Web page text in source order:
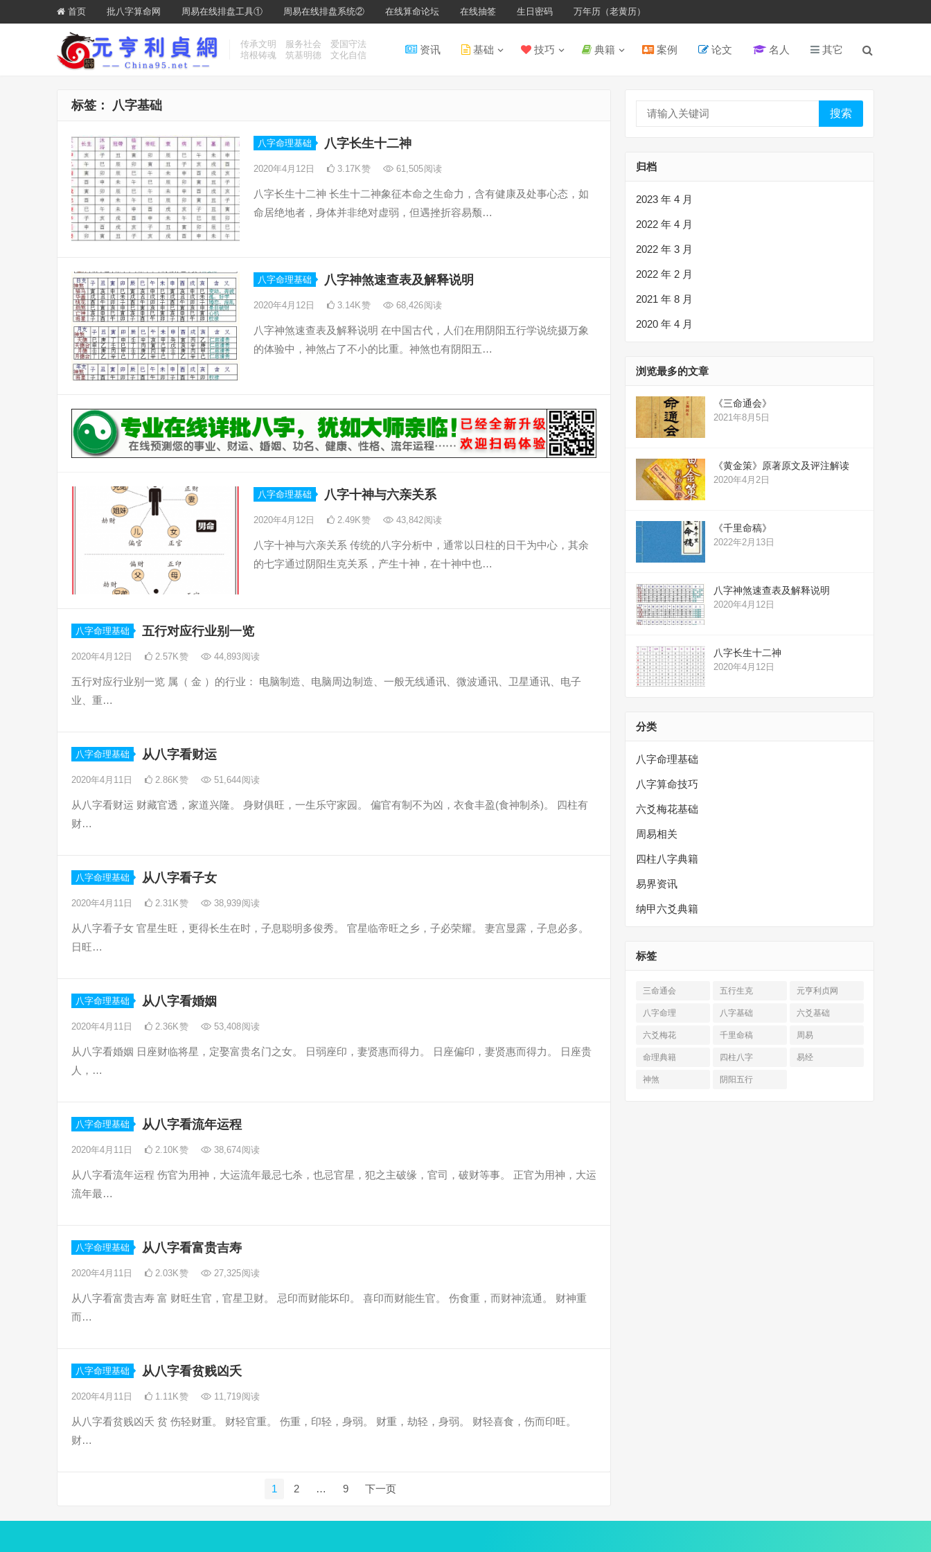
首页 批八字算命网 周易在线排盘工具① 周易在线排盘系统② 在线算命论坛 在线抽签 生日密码 万年历（老黄历）
传承文明 服务社会 爱国守法
培根铸魂 筑基明德 文化自信
资讯 基础 技巧 典籍 案例 论文 名人 其它
标签： 八字基础
八字命理基础 八字长生十二神
2020年4月12日 3.17K赞 61,505阅读
八字长生十二神 长生十二神象征本命之生命力，含有健康及处事心态，如
命居绝地者，身体并非绝对虚弱，但遇挫折容易颓…
八字命理基础 八字神煞速查表及解释说明
2020年4月12日 3.14K赞 68,426阅读
八字神煞速查表及解释说明 在中国古代，人们在用阴阳五行学说统摄万象
的体验中，神煞占了不小的比重。神煞也有阴阳五…
八字命理基础 八字十神与六亲关系
2020年4月12日 2.49K赞 43,842阅读
八字十神与六亲关系 传统的八字分析中，通常以日柱的日干为中心，其余
的七字通过阴阳生克关系，产生十神，在十神中也…
八字命理基础 五行对应行业别一览
2020年4月12日 2.57K赞 44,893阅读
五行对应行业别一览 属（ 金 ）的行业： 电脑制造、电脑周边制造、一般无线通讯、微波通讯、卫星通讯、电子
业、重…
八字命理基础 从八字看财运
2020年4月11日 2.86K赞 51,644阅读
从八字看财运 财藏官透，家道兴隆。 身财俱旺，一生乐守家园。 偏官有制不为凶，衣食丰盈(食神制杀)。 四柱有
财…
八字命理基础 从八字看子女
2020年4月11日 2.31K赞 38,939阅读
从八字看子女 官星生旺，更得长生在时，子息聪明多俊秀。 官星临帝旺之乡，子必荣耀。 妻宫显露，子息必多。
日旺…
八字命理基础 从八字看婚姻
2020年4月11日 2.36K赞 53,408阅读
从八字看婚姻 日座财临将星，定娶富贵名门之女。 日弱座印，妻贤惠而得力。 日座偏印，妻贤惠而得力。 日座贵
人，…
八字命理基础 从八字看流年运程
2020年4月11日 2.10K赞 38,674阅读
从八字看流年运程 伤官为用神，大运流年最忌七杀，也忌官星，犯之主破缘，官司，破财等事。 正官为用神，大运
流年最…
八字命理基础 从八字看富贵吉寿
2020年4月11日 2.03K赞 27,325阅读
从八字看富贵吉寿 富 财旺生官，官星卫财。 忌印而财能坏印。 喜印而财能生官。 伤食重，而财神流通。 财神重
而…
八字命理基础 从八字看贫贱凶夭
2020年4月11日 1.11K赞 11,719阅读
从八字看贫贱凶夭 贫 伤轻财重。 财轻官重。 伤重，印轻，身弱。 财重，劫轻，身弱。 财轻喜食，伤而印旺。
财…
1 2 … 9 下一页
搜索
归档
2023 年 4 月
2022 年 4 月
2022 年 3 月
2022 年 2 月
2021 年 8 月
2020 年 4 月
浏览最多的文章
《三命通会》
2021年8月5日
《黄金策》原著原文及评注解读
2020年4月2日
《千里命稿》
2022年2月13日
八字神煞速查表及解释说明
2020年4月12日
八字长生十二神
2020年4月12日
分类
八字命理基础
八字算命技巧
六爻梅花基础
周易相关
四柱八字典籍
易界资讯
纳甲六爻典籍
标签
三命通会 五行生克 元亨利贞网
八字命理 八字基础 六爻基础
六爻梅花 千里命稿 周易
命理典籍 四柱八字 易经
神煞 阴阳五行